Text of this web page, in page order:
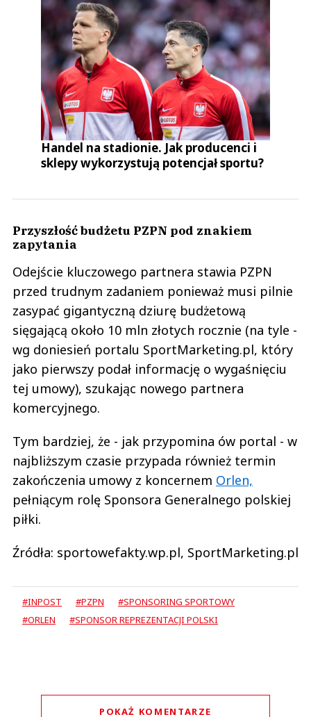
Handel na stadionie. Jak producenci i
sklepy wykorzystują potencjał sportu?
Przyszłość budżetu PZPN pod znakiem
zapytania
Odejście kluczowego partnera stawia PZPN
przed trudnym zadaniem ponieważ musi pilnie
zasypać gigantyczną dziurę budżetową
sięgającą około 10 mln złotych rocznie (na tyle -
wg doniesień portalu SportMarketing.pl, który
jako pierwszy podał informację o wygaśnięciu
tej umowy), szukając nowego partnera
komercyjnego.
Tym bardziej, że - jak przypomina ów portal - w
najbliższym czasie przypada również termin
zakończenia umowy z koncernem Orlen,
pełniącym rolę Sponsora Generalnego polskiej
piłki.
Źródła: sportowefakty.wp.pl, SportMarketing.pl
#INPOST #PZPN
#SPONSORING SPORTOWY
#ORLEN
#SPONSOR REPREZENTACJI POLSKI
POKAŻ KOMENTARZE